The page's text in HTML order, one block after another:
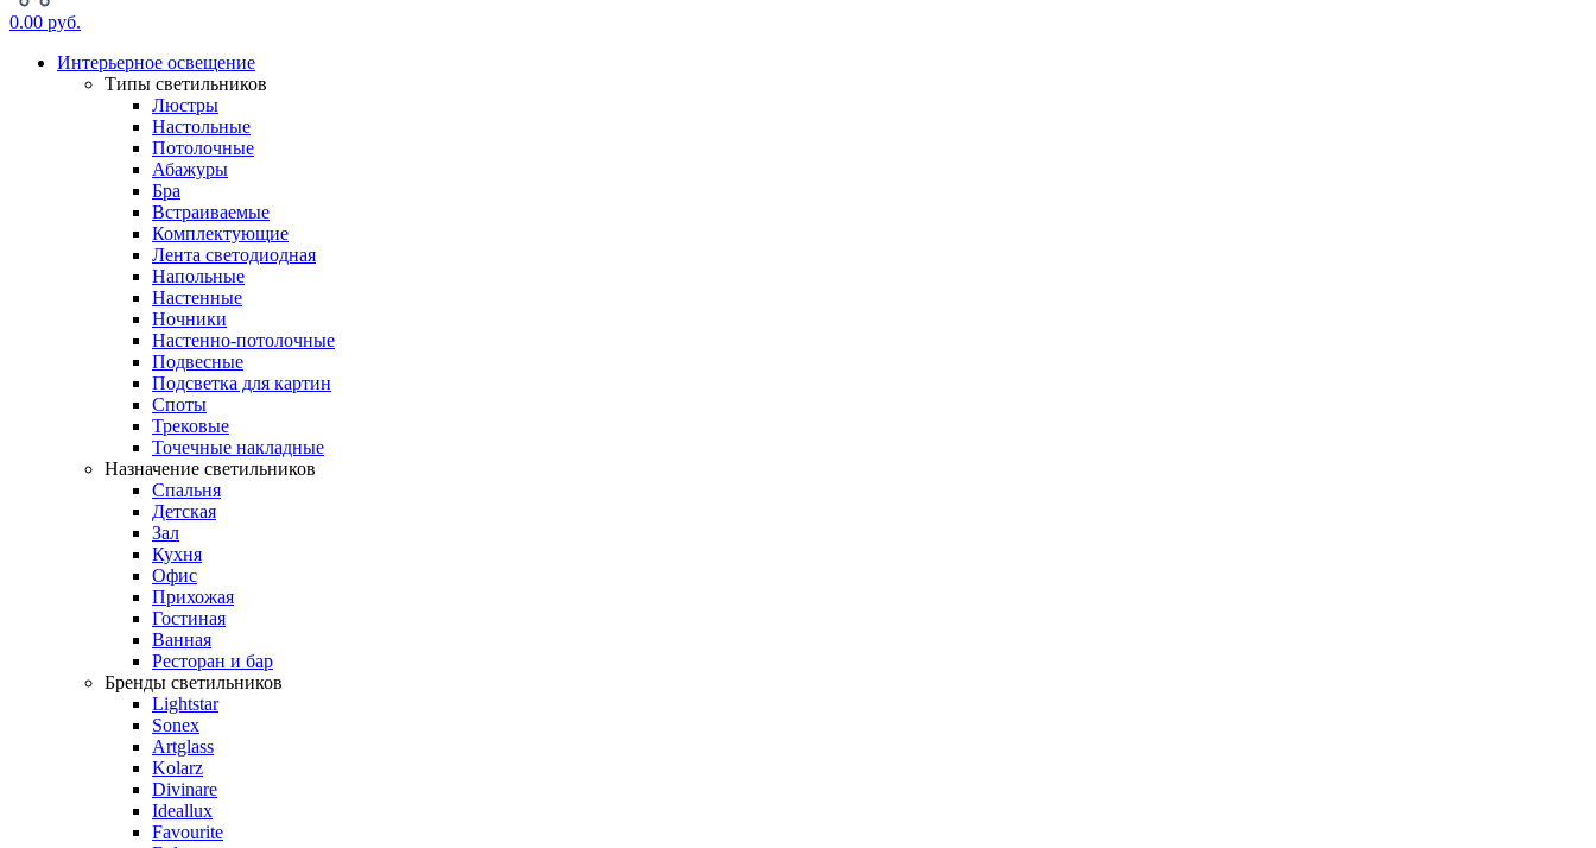
0.00 руб.
Интерьерное освещение
Типы светильников
Люстры
Настольные
Потолочные
Абажуры
Бра
Встраиваемые
Комплектующие
Лента светодиодная
Напольные
Настенные
Ночники
Настенно-потолочные
Подвесные
Подсветка для картин
Споты
Трековые
Точечные накладные
Назначение светильников
Спальня
Детская
Зал
Кухня
Офис
Прихожая
Гостиная
Ванная
Ресторан и бар
Бренды светильников
Lightstar
Sonex
Artglass
Kolarz
Divinare
Ideallux
Favourite